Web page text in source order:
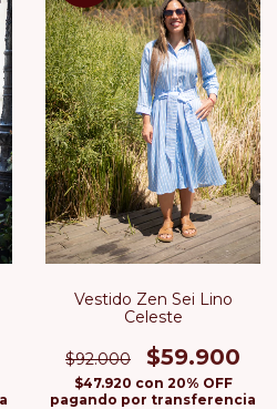
Vestido Zen Sei Lino
Celeste
$92.000 $59.900
$47.920 con 20% OFF
pagando por transferencia